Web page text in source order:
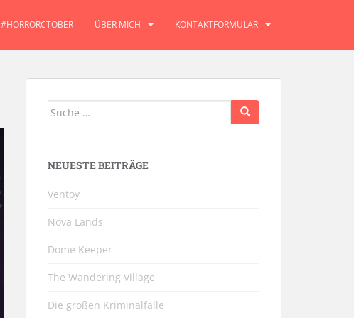
#HORRORCTOBER ÜBER MICH KONTAKTFORMULAR
Suche
NEUESTE BEITRÄGE
Ventoy
Nova Lands
Dome Keeper
The Wandering Village
Die großen Kriminalfälle